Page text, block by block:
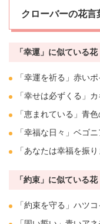
クローバーの花言
「幸運」に似ている花
「幸運を祈る」赤い
「幸せは必ずくる」カ
「恵まれている」青
「幸福な日々」 ベゴニ
「あなたは幸福を振り
「約束」に似ている花
「約束を守る」 ハツコ